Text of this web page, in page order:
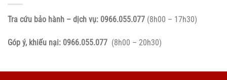
Tra cứu bảo hành – dịch vụ: 0966.055.077 (8h00 – 17h30)
Góp ý, khiếu nại: 0966.055.077 (8h00 – 20h30)